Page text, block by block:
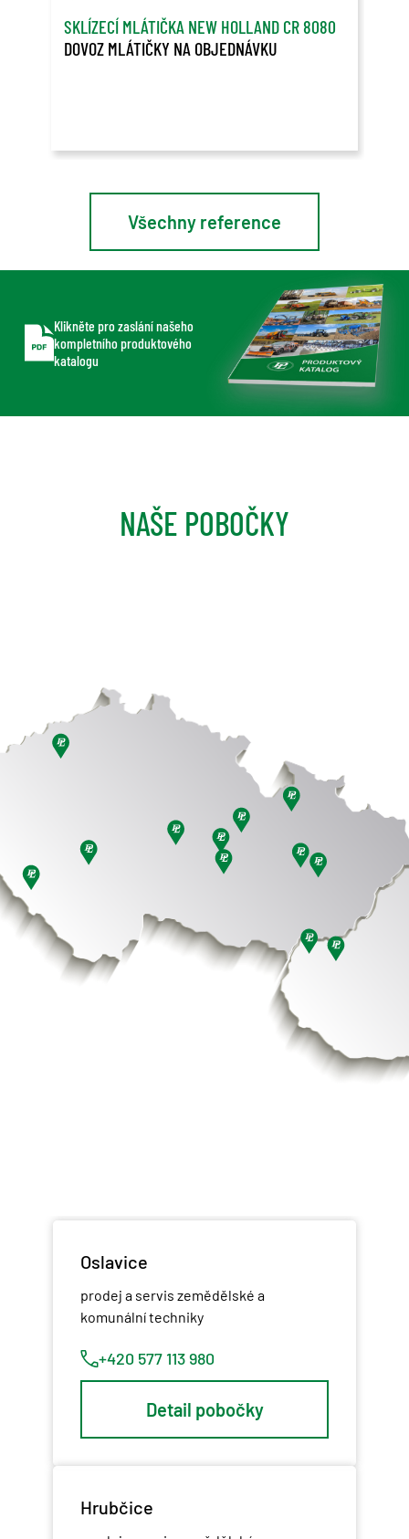
SKLÍZECÍ MLÁTIČKA NEW HOLLAND CR 8080
DOVOZ MLÁTIČKY NA OBJEDNÁVKU
Všechny reference
Klikněte pro zaslání našeho
kompletního produktového
katalogu
NAŠE POBOČKY
Oslavice
prodej a servis zemědělské a
komunální techniky
+420 577 113 980
Detail pobočky
Hrubčice